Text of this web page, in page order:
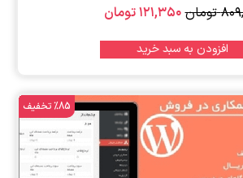
تومان۱۲۱,۳۵۰تومان
افزودن به سبد خرید
%85 تخفیف